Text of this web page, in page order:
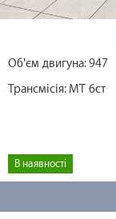
Об'єм двигуна: 947
Трансмісія: МТ 6ст
В наявності